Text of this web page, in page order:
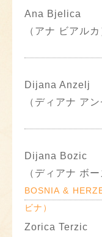
Ana Bjelica
（アナ ビアルカ
Dijana Anzelj
（ディアナ アン
Dijana Bozic
（ディアナ ボー
BOSNIA &
ビナ）
Zorica Terzic